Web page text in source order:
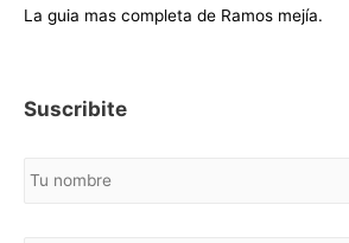
La guia mas completa de Ramos mejía.
Suscribite
o